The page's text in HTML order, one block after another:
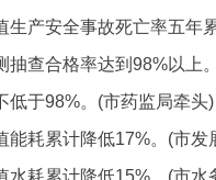
产安全事故死亡率五年
查合格率达到 98%以上
低于98%。(市药监局牵头)
耗累计降低17%。(市发
耗累计降低15%。(市水